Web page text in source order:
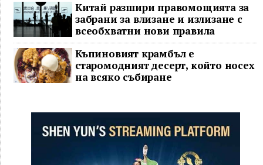
Китай разшири правомощията за
забрани за влизане и излизане с
всеобхватни нови правила
Къпиновият крамбъл е
старомодният десерт, който носех
на всяко събиране